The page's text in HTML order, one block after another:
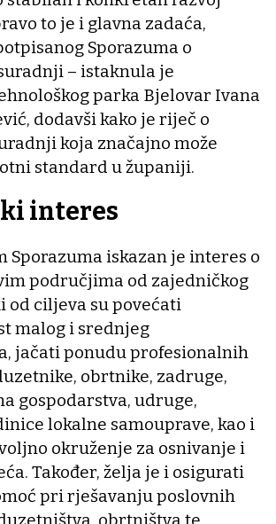
to je i glavna zadaća,
Sporazuma o
– istaknula je
parka Bjelovar Ivana
dodavši kako je riječ o
koja značajno može
standard u županiji.
interes
Sporazuma iskazan je interes o
područjima od zajedničkog
od ciljeva su povećati
malog i srednjeg
jačati ponudu profesionalnih
obrtnike, zadruge,
gospodarstva, udruge,
lokalne samouprave, kao i
okruženje za osnivanje i
Također, želja je i osigurati
pri rješavanju poslovnih